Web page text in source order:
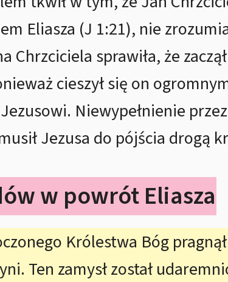
Eliasza (J 1:21), nie
Chrzciciela sprawiła, że
cieszył się on
Niewypełnienie
Jezusa do pójścia drogą
w powrót Eliasza
Królestwa Bóg
Ten zamysł został